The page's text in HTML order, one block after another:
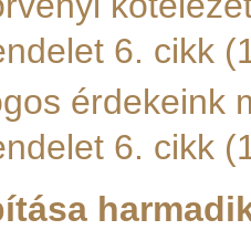
6. cikk
érdekeink
6. cikk